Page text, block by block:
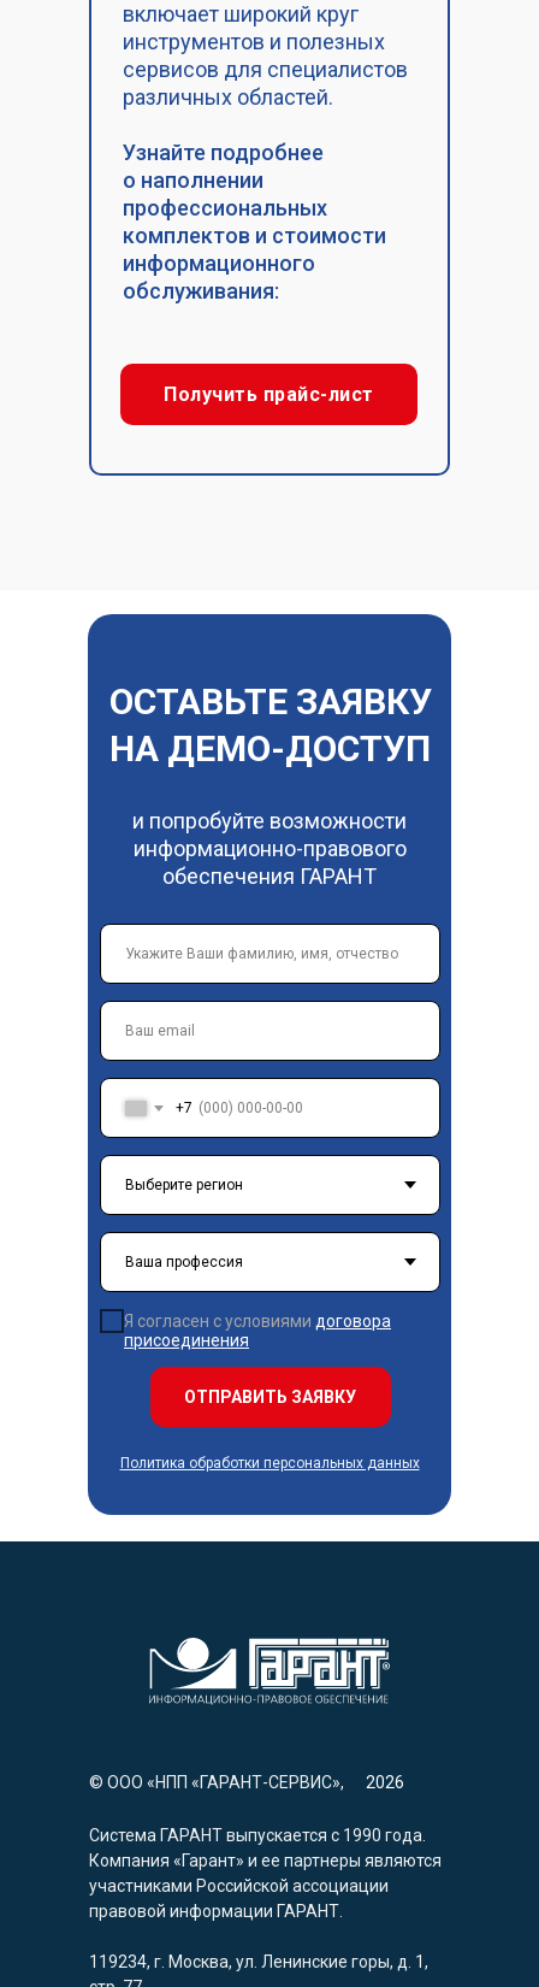
Получить прайс-лист
включает широкий круг
инструментов и полезных
сервисов для специалистов
различных областей.
Узнайте подробнее
о наполнении
профессиональных
комплектов и стоимости
информационного
обслуживания:
и попробуйте возможности
информационно-правового
обеспечения ГАРАНТ
ОСТАВЬТЕ ЗАЯВКУ
НА ДЕМО-ДОСТУП
+7
Я согласен с условиями договора
присоединения
ОТПРАВИТЬ ЗАЯВКУ
Политика обработки персональных данных
© ООО «НПП «ГАРАНТ-СЕРВИС»,
Система ГАРАНТ выпускается с 1990 года.
Компания «Гарант» и ее партнеры являются
участниками Российской ассоциации
правовой информации ГАРАНТ.
119234, г. Москва, ул. Ленинские горы, д. 1,
2026